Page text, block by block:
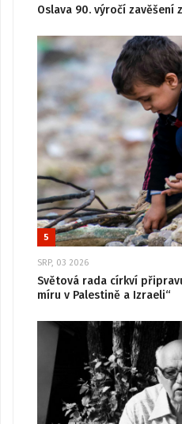
Oslava 90. výročí zavěšení
5
SRP, 03 2026
Světová rada církví
míru v Palestině a Izraeli“